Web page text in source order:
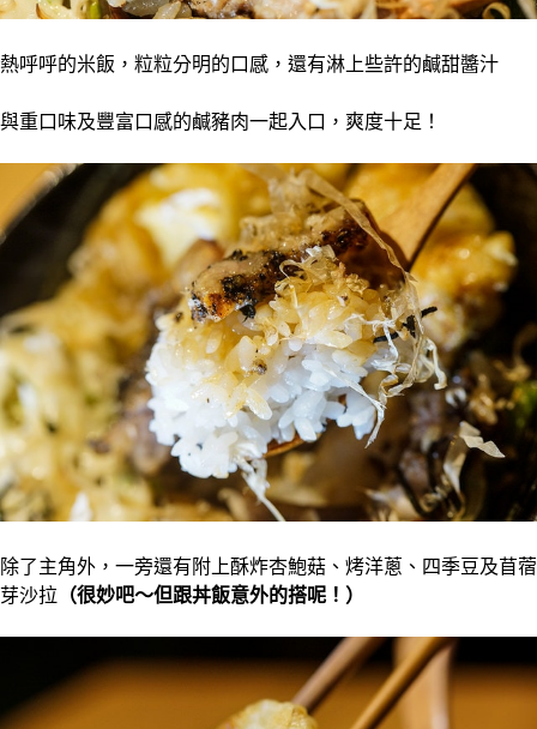
熱呼呼的米飯，粒粒分明的口感，還有淋上些許的鹹甜醬汁
與重口味及豐富口感的鹹豬肉一起入口，爽度十足！
除了主角外，一旁還有附上酥炸杏鮑菇、烤洋蔥、四季豆及苜蓿
芽沙拉 （很妙吧～但跟丼飯意外的搭呢！ ）